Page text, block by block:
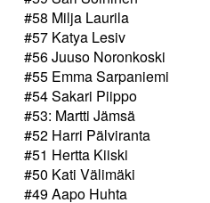
#58 Milja Laurila
#57 Katya Lesiv
#56 Juuso Noronkoski
#55 Emma Sarpaniemi
#54 Sakari Piippo
#53: Martti Jämsä
#52 Harri Pälviranta
#51 Hertta Kiiski
#50 Kati Välimäki
#49 Aapo Huhta